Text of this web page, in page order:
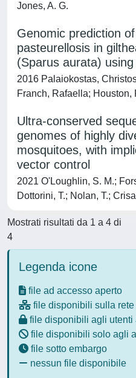
Jones, A. G.
Genomic prediction
pasteurellosis in
(Sparus aurata)
2016 Palaiokostas,
Franch, Rafaella;
Ultra-conserved
genomes of highly
mosquitoes, with
vector control
2021 O'Loughlin, S. M.;
Dottorini, T.; Nolan, T.;
Mostrati risultati da 1 a 4 di
4
Legenda icone
file ad accesso aperto
file disponibili sulla rete
file disponibili agli utenti
file disponibili solo agli
file sotto embargo
nessun file disponibile